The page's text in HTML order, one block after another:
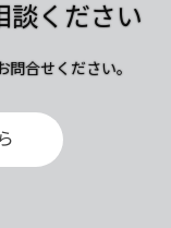
談ください
合せください。